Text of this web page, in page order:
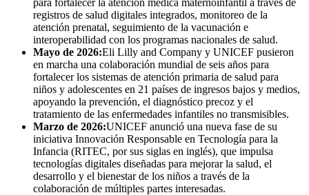
registros de salud digitales integrados, monitoreo de la
atención prenatal, seguimiento de la vacunación e
interoperabilidad con los programas nacionales de salud.
Mayo de 2026:Eli Lilly and Company y UNICEF pusieron
en marcha una colaboración mundial de seis años para
fortalecer los sistemas de atención primaria de salud para
niños y adolescentes en 21 países de ingresos bajos y medios,
apoyando la prevención, el diagnóstico precoz y el
tratamiento de las enfermedades infantiles no transmisibles.
Marzo de 2026:UNICEF anunció una nueva fase de su
iniciativa Innovación Responsable en Tecnología para la
Infancia (RITEC, por sus siglas en inglés), que impulsa
tecnologías digitales diseñadas para mejorar la salud, el
desarrollo y el bienestar de los niños a través de la
colaboración de múltiples partes interesadas.